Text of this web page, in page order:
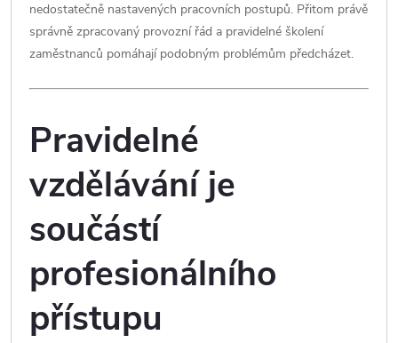
nedostatečně nastavených pracovních postupů. Přitom právě
správně zpracovaný provozní řád a pravidelné školení
zaměstnanců pomáhají podobným problémům předcházet.
Pravidelné
vzdělávání je
součástí
profesionálního
přístupu